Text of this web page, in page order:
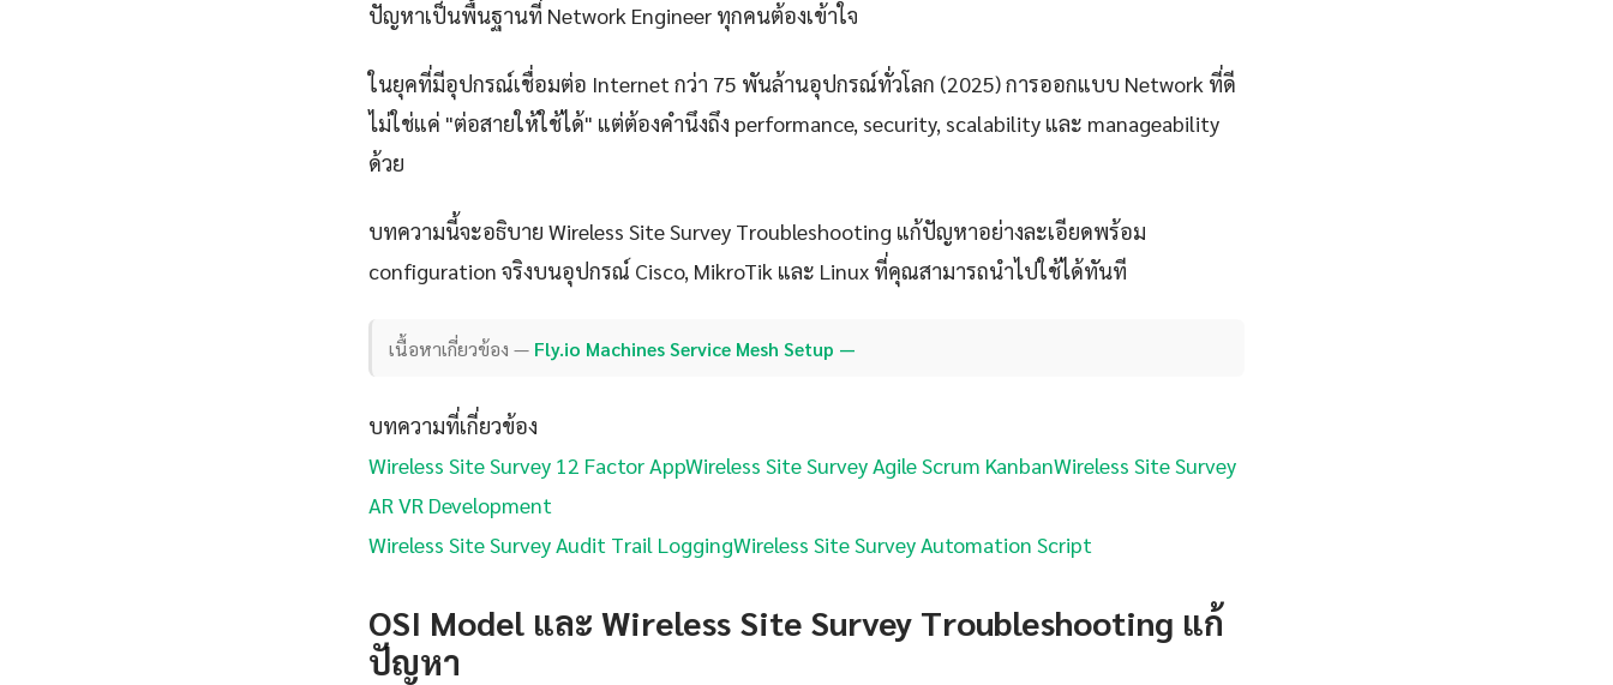
ปัญหาเป็นพื้นฐานที่ Network Engineer ทุกคนต้องเข้าใจ
ในยุคที่มีอุปกรณ์เชื่อมต่อ Internet กว่า 75 พันล้านอุปกรณ์ทั่วโลก (2025) การออกแบบ Network ที่ดี
ไม่ใช่แค่ "ต่อสายให้ใช้ได้" แต่ต้องคำนึงถึง performance, security, scalability และ manageability
ด้วย
บทความนี้จะอธิบาย Wireless Site Survey Troubleshooting แก้ปัญหาอย่างละเอียดพร้อม
configuration จริงบนอุปกรณ์ Cisco, MikroTik และ Linux ที่คุณสามารถนำไปใช้ได้ทันที
เนื้อหาเกี่ยวข้อง — Fly.io Machines Service Mesh Setup —
บทความที่เกี่ยวข้อง
Wireless Site Survey 12 Factor AppWireless Site Survey Agile Scrum KanbanWireless Site Survey
AR VR Development
Wireless Site Survey Audit Trail LoggingWireless Site Survey Automation Script
OSI Model และ Wireless Site Survey Troubleshooting แก้
ปัญหา